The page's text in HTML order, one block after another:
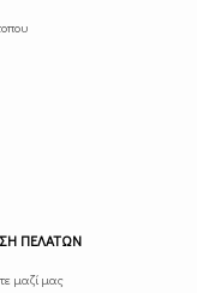
ΠΕΛΑΤΩΝ
μαζί μας